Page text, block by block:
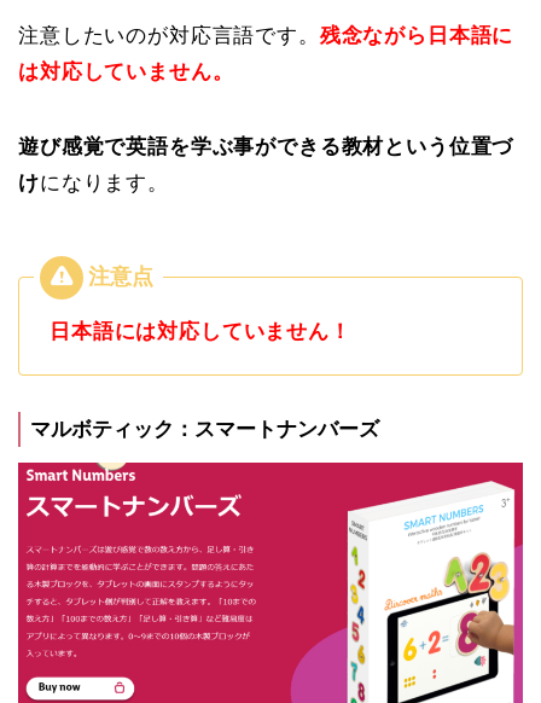
注意したいのが対応言語です。 残念ながら日本語に
は対応していません。
遊び感覚で英語を学ぶ事ができる教材という位置づ
けになります。
日本語には対応していません！
マルボティック：スマートナンバーズ